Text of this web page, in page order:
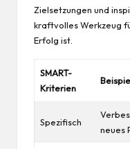
Zielsetzungen und
kraftvolles Werkzeug
Erfolg ist.
SMART-
Kriterien
Spezifisch
neues